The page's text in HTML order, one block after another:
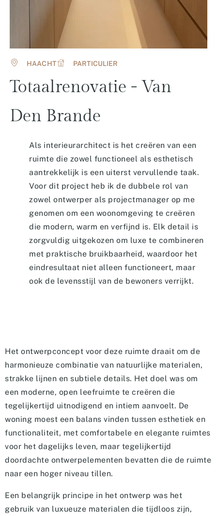
HAACHT PARTICULIER
Totaalrenovatie - Van
Den Brande
Als interieurarchitect is het creëren van een
ruimte die zowel functioneel als esthetisch
aantrekkelijk is een uiterst vervullende taak.
Voor dit project heb ik de dubbele rol van
zowel ontwerper als projectmanager op me
genomen om een woonomgeving te creëren
die modern, warm en verfijnd is. Elk detail is
zorgvuldig uitgekozen om luxe te combineren
met praktische bruikbaarheid, waardoor het
eindresultaat niet alleen functioneert, maar
ook de levensstijl van de bewoners verrijkt.
Het ontwerpconcept voor deze ruimte draait om de
harmonieuze combinatie van natuurlijke materialen,
strakke lijnen en subtiele details. Het doel was om
een moderne, open leefruimte te creëren die
tegelijkertijd uitnodigend en intiem aanvoelt. De
woning moest een balans vinden tussen esthetiek en
functionaliteit, met comfortabele en elegante ruimtes
voor het dagelijks leven, maar tegelijkertijd
doordachte ontwerpelementen bevatten die de ruimte
naar een hoger niveau tillen.
Een belangrijk principe in het ontwerp was het
gebruik van luxueuze materialen die tijdloos zijn,